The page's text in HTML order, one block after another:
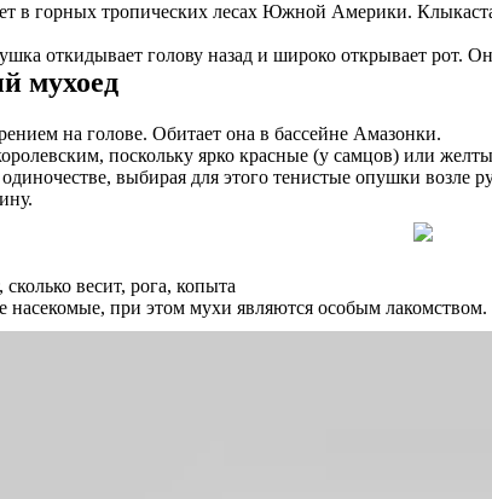
в горных тропических лесах Южной Америки.
откидывает голову назад и широко открывает рот.
мухоед
на голове. Обитает она в бассейне Амазонки.
поскольку ярко красные (у самцов) или
выбирая для этого тенистые опушки возле
весит, рога, копыта
при этом мухи являются особым лакомством.